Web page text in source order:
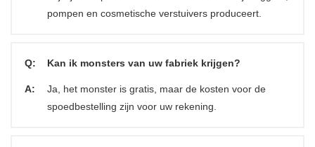
pompen en cosmetische verstuivers produceert.
Q: Kan ik monsters van uw fabriek krijgen?
A:
Ja, het monster is gratis, maar de kosten voor de
spoedbestelling zijn voor uw rekening.